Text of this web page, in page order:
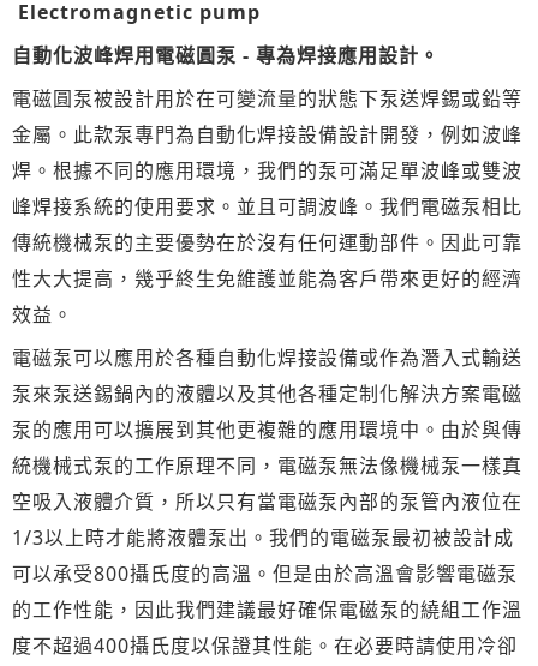
Electromagnetic pump
自動化波峰焊用電磁圓泵 - 專為焊接應用設計。
電磁圓泵被設計用於在可變流量的狀態下泵送焊錫或鉛等
金屬。此款泵專門為自動化焊接設備設計開發，例如波峰
焊。根據不同的應用環境，我們的泵可滿足單波峰或雙波
峰焊接系統的使用要求。並且可調波峰。我們電磁泵相比
傳統機械泵的主要優勢在於沒有任何運動部件。因此可靠
性大大提高，幾乎終生免維護並能為客戶帶來更好的經濟
效益。
電磁泵可以應用於各種自動化焊接設備或作為潛入式輸送
泵來泵送錫鍋內的液體以及其他各種定制化解決方案電磁
泵的應用可以擴展到其他更複雜的應用環境中。由於與傳
統機械式泵的工作原理不同，電磁泵無法像機械泵一樣真
空吸入液體介質，所以只有當電磁泵內部的泵管內液位在
1/3以上時才能將液體泵出。我們的電磁泵最初被設計成
可以承受800攝氏度的高溫。但是由於高溫會影響電磁泵
的工作性能，因此我們建議最好確保電磁泵的繞組工作溫
度不超過400攝氏度以保證其性能。在必要時請使用冷卻